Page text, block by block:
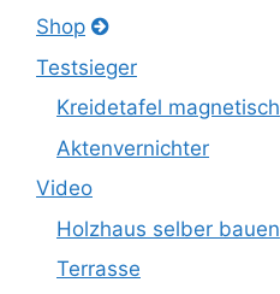
Shop
Testsieger
Kreidetafel magnetisch
Aktenvernichter
Video
Holzhaus selber bauen
Terrasse